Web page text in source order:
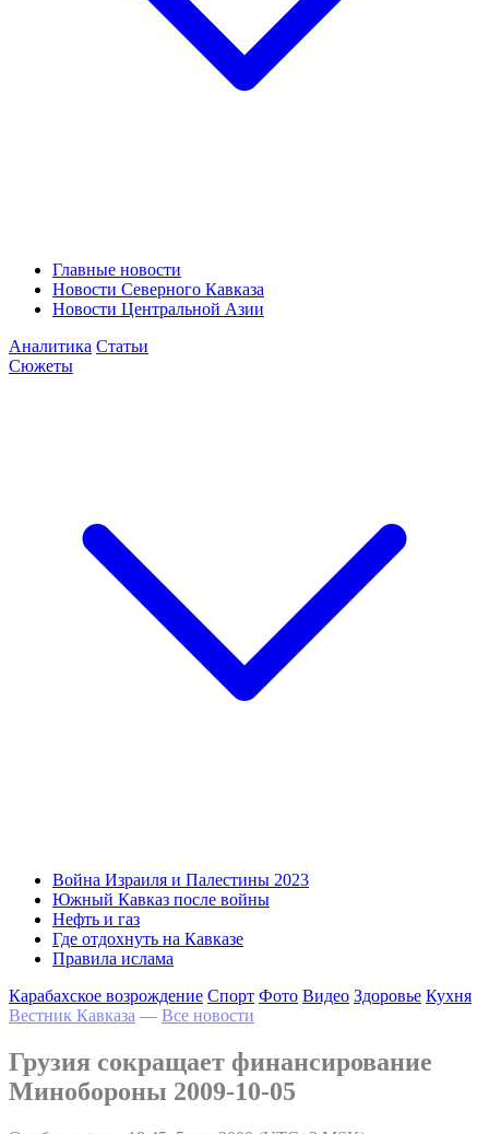
Главные новости
Новости Северного Кавказа
Новости Центральной Азии
Аналитика Статьи
Сюжеты
Война Израиля и Палестины 2023
Южный Кавказ после войны
Нефть и газ
Где отдохнуть на Кавказе
Правила ислама
Карабахское возрождение Спорт Фото Видео Здоровье Кухня
Вестник Кавказа — Все новости
Грузия сокращает финансирование
Минобороны 2009-10-05